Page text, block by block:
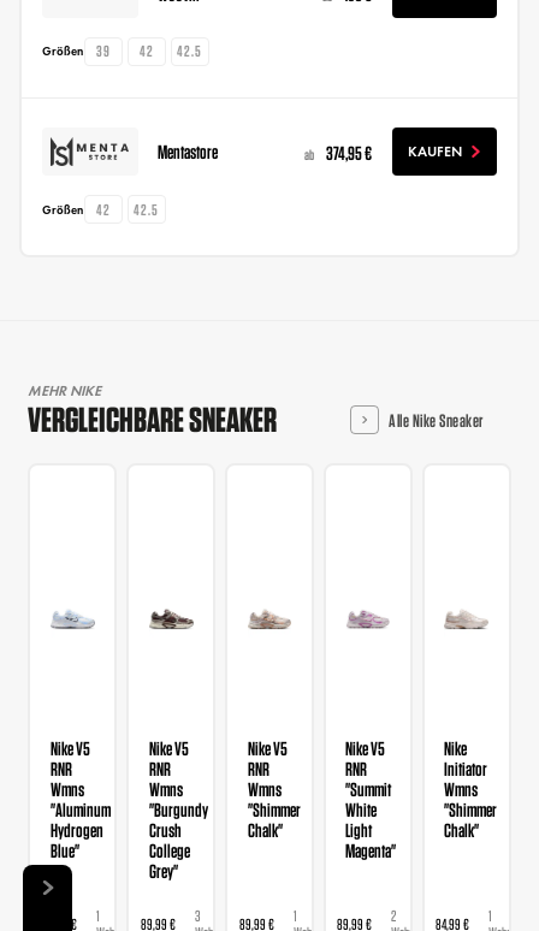
Größen 39 42 42.5
Mentastore ab 374,95 € KAUFEN
Größen 42 42.5
MEHR NIKE
VERGLEICHBARE SNEAKER Alle Nike Sneaker
Nike V5
RNR
Wmns
"Aluminum
Hydrogen
Blue"
89,99 €
1
Nike V5
RNR
Wmns
"Burgundy
Crush
College
Grey"
89,99 €
3
Nike V5
RNR
Wmns
"Shimmer
Chalk"
89,99 €
1
Nike V5
RNR
"Summit
White
Light
Magenta"
89,99 €
2
Nike
Initiator
Wmns
"Shimmer
Chalk"
84,99 €
1